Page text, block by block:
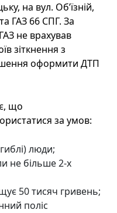
на вул. Об’їзній,
ГАЗ 66 СПГ. За
не врахував
зіткнення з
оформити ДТП
що
за умов:
люди;
не більше 2-х
50 тисяч гривень;
поліс